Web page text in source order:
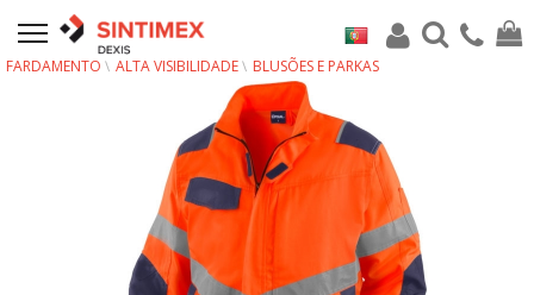
FARDAMENTO ALTA VISIBILIDADE BLUSÕES E PARKAS